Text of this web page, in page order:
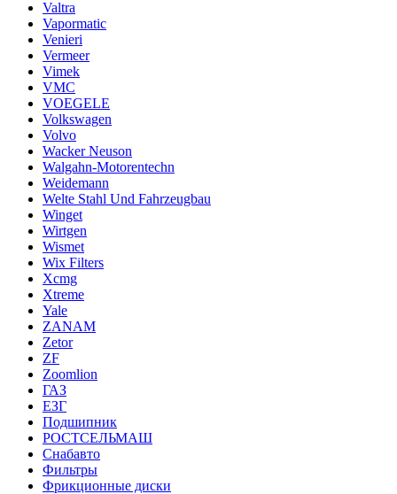
Valtra
Vapormatic
Venieri
Vermeer
Vimek
VMC
VOEGELE
Volkswagen
Volvo
Wacker Neuson
Walgahn-Motorentechn
Weidemann
Welte Stahl Und Fahrzeugbau
Winget
Wirtgen
Wismet
Wix Filters
Xcmg
Xtreme
Yale
ZANAM
Zetor
ZF
Zoomlion
ГАЗ
ЕЗГ
Подшипник
РОСТСЕЛЬМАШ
Снабавто
Фильтры
Фрикционные диски